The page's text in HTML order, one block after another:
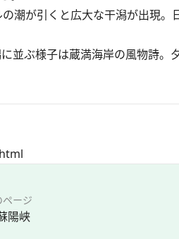
潮が引くと広大な干潟が出現。
ぶ様子は蔵満海岸の風物詩。
ページ
陽峡